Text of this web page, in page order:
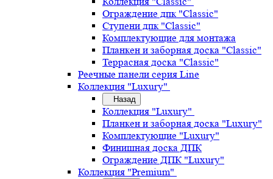
Ограждение дпк "Classic"
Ступени дпк "Classic"
Комплектующие для монтажа
Планкен и заборная доска "Classic"
Террасная доска "Classic"
Реечные панели серия Line
Коллекция "Luxury"
Назад
Коллекция "Luxury"
Планкен и заборная доска "Luxury"
Комплектующие "Luxury"
Финишная доска ДПК
Ограждение ДПК "Luxury"
Коллекция "Premium"